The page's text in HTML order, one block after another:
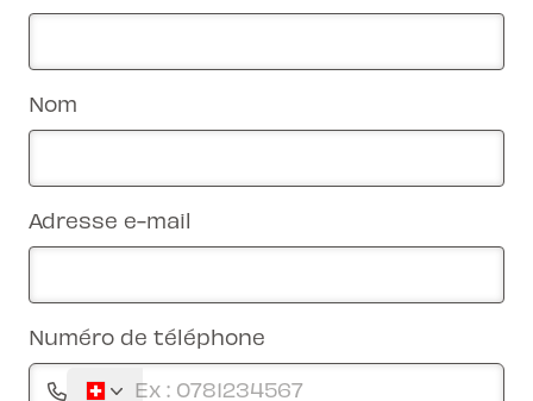
Nom
Adresse e-mail
Numéro de téléphone